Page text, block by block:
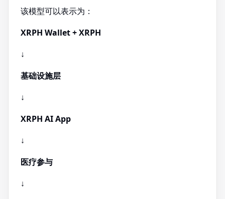
该模型可以表示为：
XRPH Wallet + XRPH
↓
基础设施层
↓
XRPH AI App
↓
医疗参与
↓